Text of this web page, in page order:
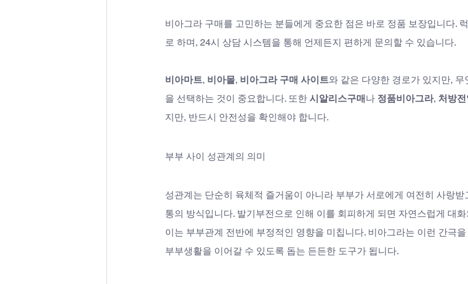
비아그라 구매를 고민하는 분들에게 중요한 점은 바로 정품 보장입니다.
로 하며, 24시 상담 시스템을 통해 언제든지 편하게 문의할 수 있습니다.
비아마트, 비아몰, 비아그라 구매 사이트와 같은 다양한 경로가 있지만,
을 선택하는 것이 중요합니다. 또한 시알리스구매나 정품비아그라, 처방
지만, 반드시 안전성을 확인해야 합니다.
부부 사이 성관계의 의미
성관계는 단순히 육체적 즐거움이 아니라 부부가 서로에게 여전히 사랑
통의 방식입니다. 발기부전으로 인해 이를 회피하게 되면 자연스럽게 대
이는 부부관계 전반에 부정적인 영향을 미칩니다. 비아그라는 이런 간극
부부생활을 이어갈 수 있도록 돕는 든든한 도구가 됩니다.